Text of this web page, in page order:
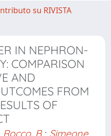
su RIVISTA
IN NEPHRON-
COMPARISON
AND
FROM
OF
Rocco, B.; Simeone,